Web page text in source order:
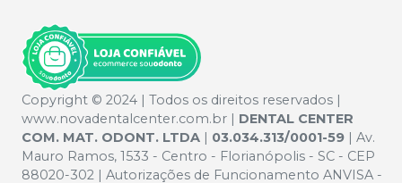
Copyright © 2024 | Todos os direitos reservados |
www.novadentalcenter.com.br | DENTAL CENTER
COM. MAT. ODONT. LTDA | 03.034.313/0001-59 | Av.
Mauro Ramos, 1533 - Centro - Florianópolis - SC - CEP
88020-302 | Autorizações de Funcionamento ANVISA -